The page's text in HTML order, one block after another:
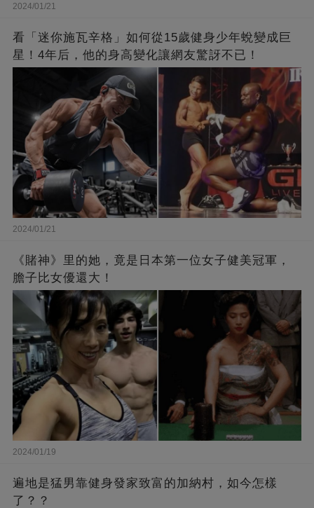
2024/01/21
看「迷你施瓦辛格」如何從15歲健身少年蛻變成巨
星！4年后，他的身高變化讓網友驚訝不已！
2024/01/21
《賭神》里的她，竟是日本第一位女子健美冠軍，
膽子比女優還大！
2024/01/19
遍地是猛男靠健身發家致富的加納村，如今怎樣
了？？